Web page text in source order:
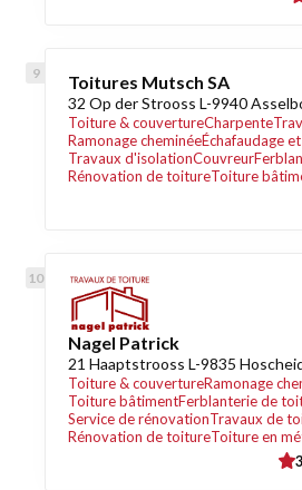
Toitures Mutsch SA
32 Op der Strooss L-9940
Toiture & couvertureCharpente
Ramonage cheminéeÉchafaudage
Travaux d'isolationCouvreur
Rénovation de toitureToiture
Nagel Patrick
21 Haaptstrooss L-9835
Toiture & couvertureRamonage
Toiture bâtimentFerblanterie de
Service de rénovationTravaux de
Rénovation de toitureToiture en